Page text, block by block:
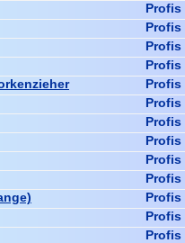
Profis
Profis
Profis
Profis
Profis
Profis
Profis
Profis
Profis
Profis
Profis
Profis
Profis